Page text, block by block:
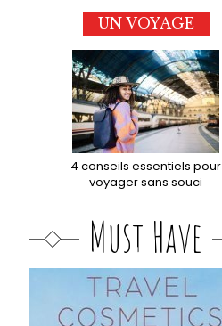
UN VOYAGE
4 conseils essentiels pour
voyager sans souci
Must Have